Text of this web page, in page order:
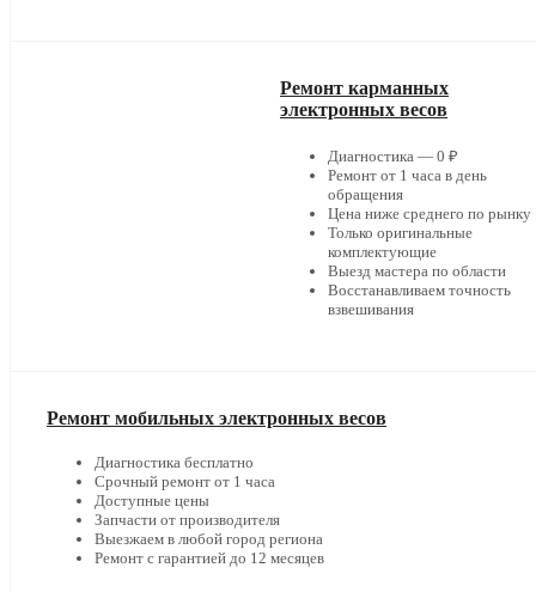
Ремонт карманных
электронных весов
Диагностика — 0 ₽
Ремонт от 1 часа в день
обращения
Цена ниже среднего по рынку
Только оригинальные
комплектующие
Выезд мастера по области
Восстанавливаем точность
взвешивания
Ремонт мобильных электронных весов
Диагностика бесплатно
Срочный ремонт от 1 часа
Доступные цены
Запчасти от производителя
Выезжаем в любой город региона
Ремонт с гарантией до 12 месяцев